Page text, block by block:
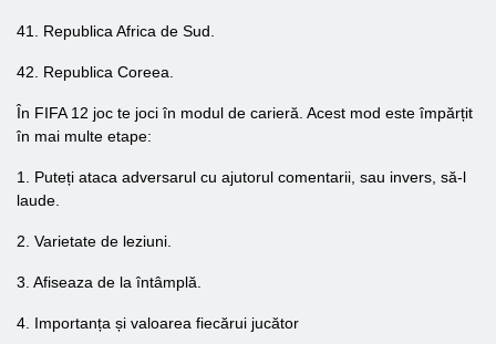
41. Republica Africa de Sud.
42. Republica Coreea.
În FIFA 12 joc te joci în modul de carieră. Acest mod este împărțit
în mai multe etape:
1. Puteți ataca adversarul cu ajutorul comentarii, sau invers, să-l
laude.
2. Varietate de leziuni.
3. Afiseaza de la întâmplă.
4. Importanța și valoarea fiecărui jucător